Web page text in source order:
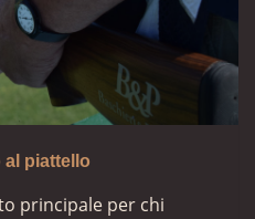
al piattello
principale per chi